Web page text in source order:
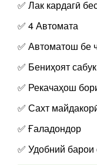
✅ Лак кардагӣ
✅ 4 Автомата
✅ Автоматош бе
✅ Бениҳоят
✅ Рекачаҳош
✅ Сахт
✅ Ғаладондор
✅ Удобний